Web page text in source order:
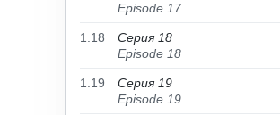
Episode 17
1.18
Серия 18
Episode 18
1.19
Серия 19
Episode 19